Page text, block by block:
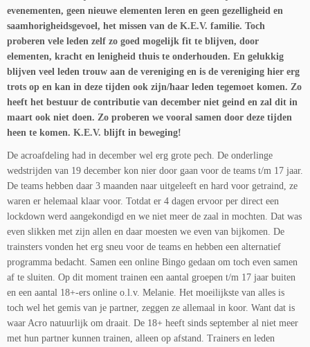
evenementen, geen nieuwe elementen leren en geen gezelligheid en
saamhorigheidsgevoel, het missen van de K.E.V. familie. Toch
proberen vele leden zelf zo goed mogelijk fit te blijven, door
elementen, kracht en lenigheid thuis te onderhouden. En gelukkig
blijven veel leden trouw aan de vereniging en is de vereniging hier erg
trots op en kan in deze tijden ook zijn/haar leden tegemoet komen. Zo
heeft het bestuur de contributie van december niet geind en zal dit in
maart ook niet doen. Zo proberen we vooral samen door deze tijden
heen te komen. K.E.V. blijft in beweging!
De acroafdeling had in december wel erg grote pech. De onderlinge
wedstrijden van 19 december kon nier door gaan voor de teams t/m 17 jaar.
De teams hebben daar 3 maanden naar uitgeleeft en hard voor getraind, ze
waren er helemaal klaar voor. Totdat er 4 dagen ervoor per direct een
lockdown werd aangekondigd en we niet meer de zaal in mochten. Dat was
even slikken met zijn allen en daar moesten we even van bijkomen. De
trainsters vonden het erg sneu voor de teams en hebben een alternatief
programma bedacht. Samen een online Bingo gedaan om toch even samen
af te sluiten. Op dit moment trainen een aantal groepen t/m 17 jaar buiten
en een aantal 18+-ers online o.l.v. Melanie. Het moeilijkste van alles is
toch wel het gemis van je partner, zeggen ze allemaal in koor. Want dat is
waar Acro natuurlijk om draait. De 18+ heeft sinds september al niet meer
met hun partner kunnen trainen, alleen op afstand. Trainers en leden